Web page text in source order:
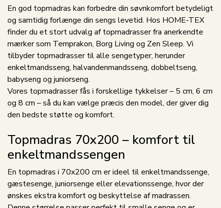
En god topmadras kan forbedre din søvnkomfort betydeligt
og samtidig forlænge din sengs levetid. Hos HOME-TEX
finder du et stort udvalg af topmadrasser fra anerkendte
mærker som Temprakon, Borg Living og Zen Sleep. Vi
tilbyder topmadrasser til alle sengetyper, herunder
enkeltmandsseng, halvandenmandsseng, dobbeltseng,
babyseng og juniorseng.
Vores topmadrasser fås i forskellige tykkelser – 5 cm, 6 cm
og 8 cm – så du kan vælge præcis den model, der giver dig
den bedste støtte og komfort.
Topmadras 70x200 – komfort til
enkeltmandssengen
En topmadras i 70x200 cm er ideel til enkeltmandssenge,
gæstesenge, juniorsenge eller elevationssenge, hvor der
ønskes ekstra komfort og beskyttelse af madrassen.